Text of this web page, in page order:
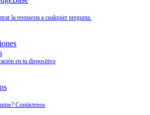
la respuesta a cualquier pregunta.
en tu dispositivo
Contáctenos